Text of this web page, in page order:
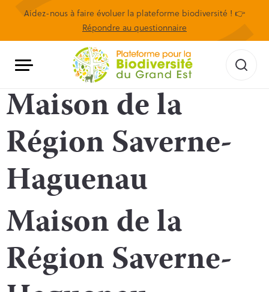
Aidez-nous à faire évoluer la plateforme biodiversité ! 👉
Répondre au questionnaire
Maison de la
Région Saverne-
Haguenau
Maison de la
Région Saverne-